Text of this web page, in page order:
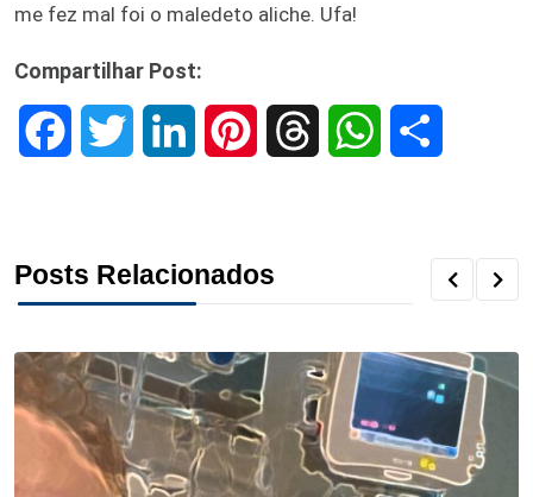
me fez mal foi o maledeto aliche. Ufa!
Compartilhar Post:
e
o
o
t
e
k
d
I
t
r
e
d
s
A
p
Posts Relacionados